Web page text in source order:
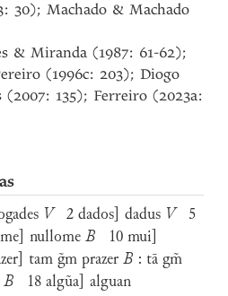
30); Machado & Machado
& Miranda (1987: 61-62);
(1996c: 203); Diogo
(2007: 135); Ferreiro (2023a:
V 2 dados] dadus V 5
nullomeB 10 mui]
tam g̃m prazerB : tā gm̃
B 18 algũa] alguan